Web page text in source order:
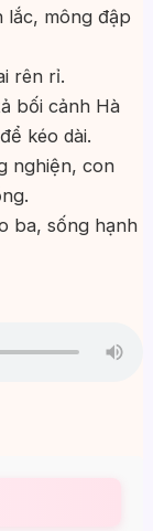
lắc, mông đập
rên rỉ.
bối cảnh Hà
kéo dài.
nghiện, con
ba, sống hạnh